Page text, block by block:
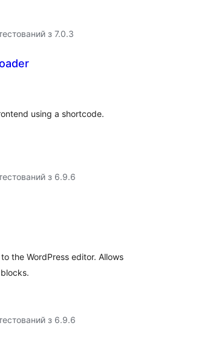
з 7.0.3
using a shortcode.
з 6.9.6
the WordPress editor. Allows
з 6.9.6